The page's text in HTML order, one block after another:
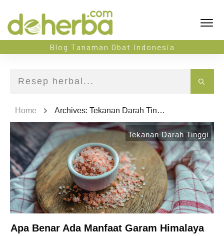
Blog Tanaman Obat Indonesia
Home Archives: Tekanan Darah Tinggi
Tekanan Darah Tinggi
Apa Benar Ada Manfaat Garam Himalaya